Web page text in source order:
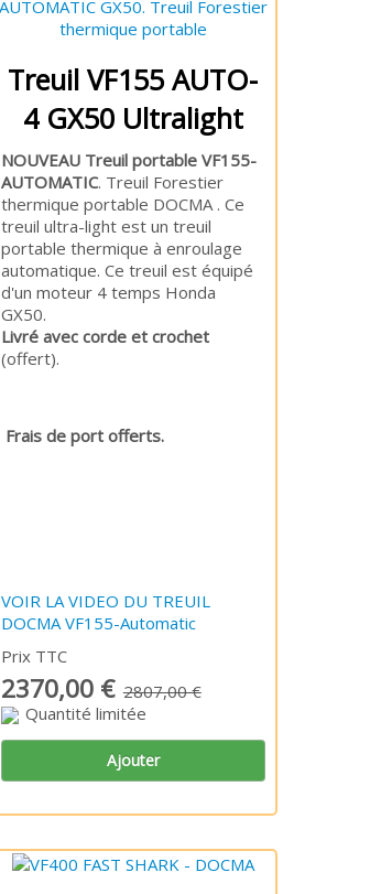
Treuil VF155 AUTO-
4 GX50 Ultralight
NOUVEAU Treuil portable VF155-
AUTOMATIC. Treuil Forestier
thermique portable DOCMA . Ce
treuil ultra-light est un treuil
portable thermique à enroulage
automatique. Ce treuil est équipé
d'un moteur 4 temps Honda
GX50.
Livré avec corde et crochet
(offert).
Frais de port offerts.
VOIR LA VIDEO DU TREUIL
DOCMA VF155-Automatic
Prix TTC
2370,00 € 2807,00 €
Quantité limitée
Ajouter